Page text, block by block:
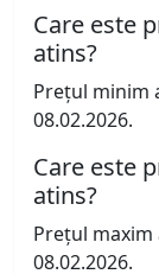
Care este
atins?
Prețul minim
08.02.2026.
Care este
atins?
Prețul maxim
08.02.2026.